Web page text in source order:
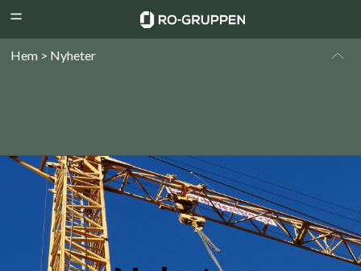
Menu
Gruppen
Hem > Nyheter